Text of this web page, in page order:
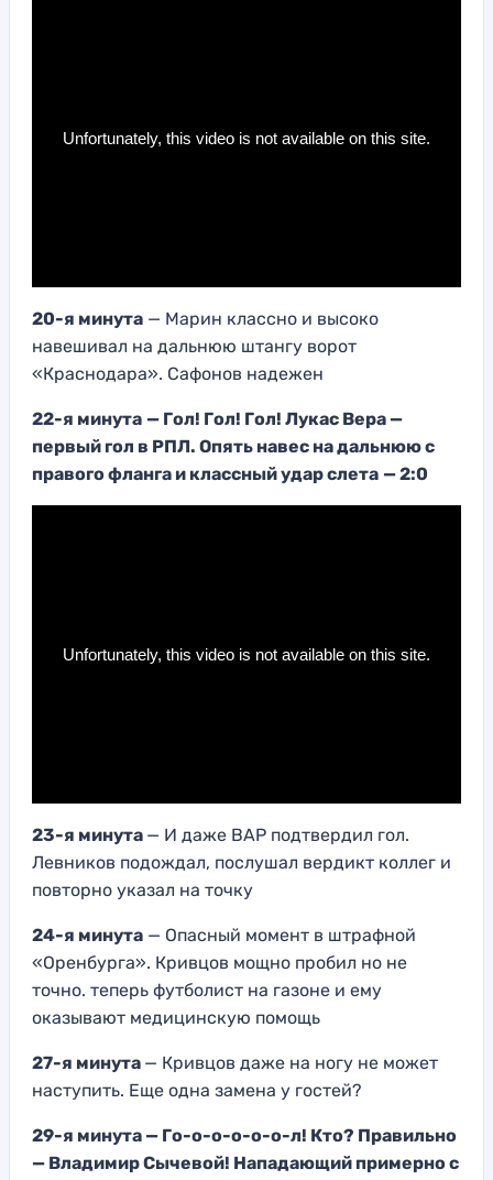
20-я минута — Марин классно и высоко
навешивал на дальнюю штангу ворот
«Краснодара». Сафонов надежен
22-я минута — Гол! Гол! Гол! Лукас Вера —
первый гол в РПЛ. Опять навес на дальнюю с
правого фланга и классный удар слета — 2:0
23-я минута — И даже ВАР подтвердил гол.
Левников подождал, послушал вердикт коллег и
повторно указал на точку
24-я минута — Опасный момент в штрафной
«Оренбурга». Кривцов мощно пробил но не
точно. теперь футболист на газоне и ему
оказывают медицинскую помощь
27-я минута — Кривцов даже на ногу не может
наступить. Еще одна замена у гостей?
29-я минута — Го-о-о-о-о-о-л! Кто? Правильно
— Владимир Сычевой! Нападающий примерно с